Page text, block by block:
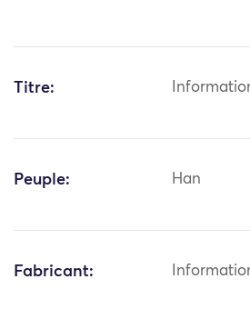
Titre:
Peuple: Han
Fabricant: